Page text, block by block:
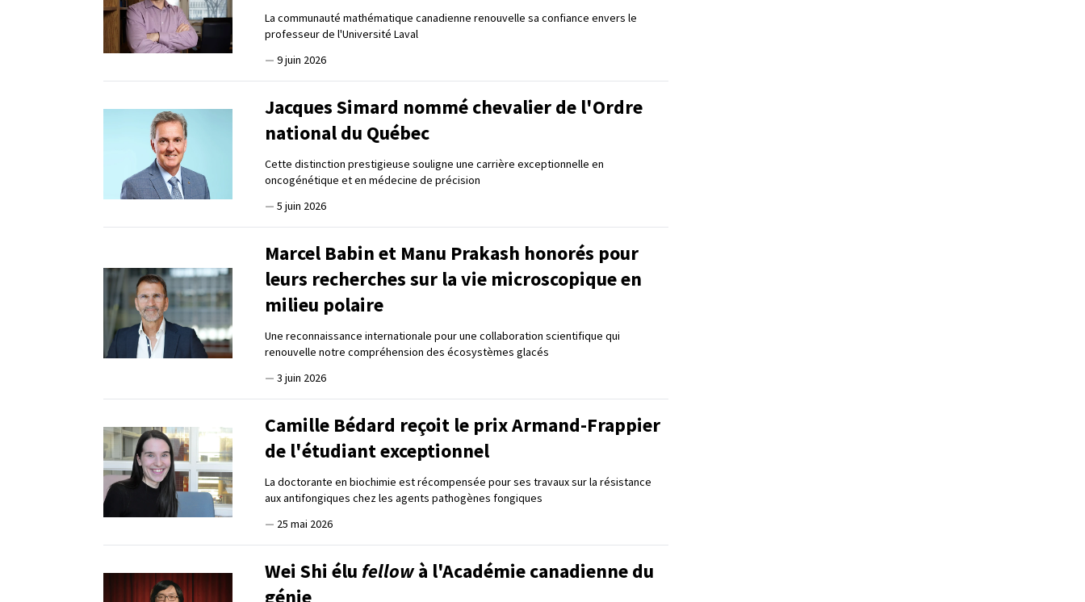
La communauté mathématique canadienne renouvelle sa confiance envers le
professeur de l'Université Laval
— 9 juin 2026
Jacques Simard nommé chevalier de l'Ordre
national du Québec
Cette distinction prestigieuse souligne une carrière exceptionnelle en
oncogénétique et en médecine de précision
— 5 juin 2026
Marcel Babin et Manu Prakash honorés pour
leurs recherches sur la vie microscopique en
milieu polaire
Une reconnaissance internationale pour une collaboration scientifique qui
renouvelle notre compréhension des écosystèmes glacés
— 3 juin 2026
Camille Bédard reçoit le prix Armand-Frappier
de l'étudiant exceptionnel
La doctorante en biochimie est récompensée pour ses travaux sur la résistance
aux antifongiques chez les agents pathogènes fongiques
— 25 mai 2026
Wei Shi élu fellowà l'Académie canadienne du
génie